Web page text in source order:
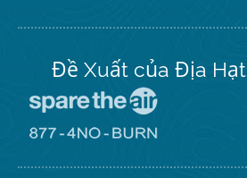
Đề Xuất của Địa
The
Mạng